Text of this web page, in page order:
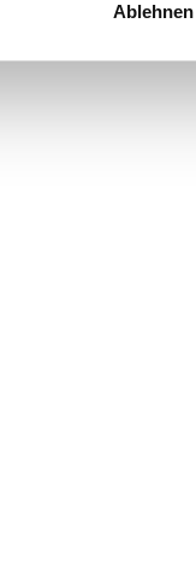
Ablehnen